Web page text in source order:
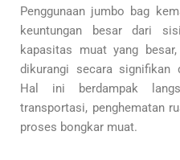
Penggunaan jumbo bag
keuntungan besar dari
kapasitas muat yang
dikurangi secara signifikan
Hal ini berdampak
transportasi, penghematan
proses bongkar muat.